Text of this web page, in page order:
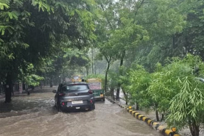
منظوری مل چکی ہے۔ مرکزی منظوری کے بعد، NMRC نے ان
کرنے کے لیے تقریباً چھ ماہ قبل
کی آخری تاریخ میں دو بار توسیع کی
ایجنسی کا انتخاب کر لیا گیا ہے۔این
نے بتایا کہ دونوں راستوں پر کام
ٹی نامی ایجنسی کا انتخاب کیا گیا
پر تعمیراتی کام کرے گی۔
کام کے لیے منتخب کردہ ایجنسی لارسن